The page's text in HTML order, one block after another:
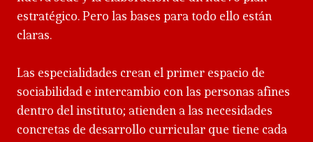
estratégico. Pero las bases para todo ello están
claras.
Las especialidades crean el primer espacio de
sociabilidad e intercambio con las personas afines
dentro del instituto; atienden a las necesidades
concretas de desarrollo curricular que tiene cada